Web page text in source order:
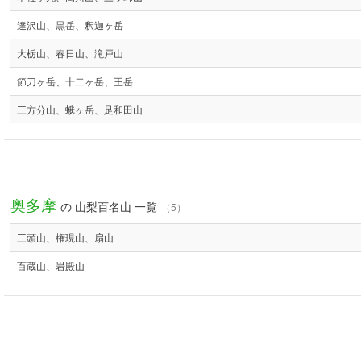
達沢山、黒岳、釈迦ヶ岳
大栃山、春日山、滝戸山
節刀ヶ岳、十二ヶ岳、王岳
三方分山、蛾ヶ岳、足和田山
奥多摩 の 山梨百名山 一覧 （5）
三頭山、権現山、扇山
百蔵山、岩殿山